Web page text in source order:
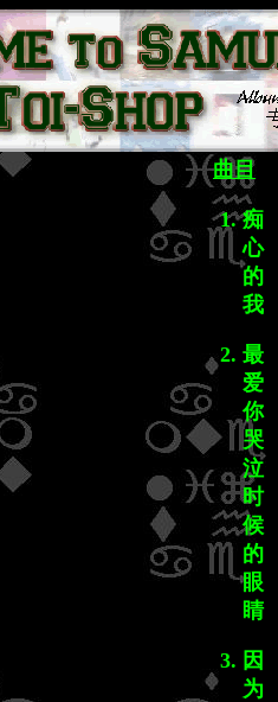
曲目
痴
心
的
我
最
爱
你
哭
泣
时
候
的
眼
睛
因
为